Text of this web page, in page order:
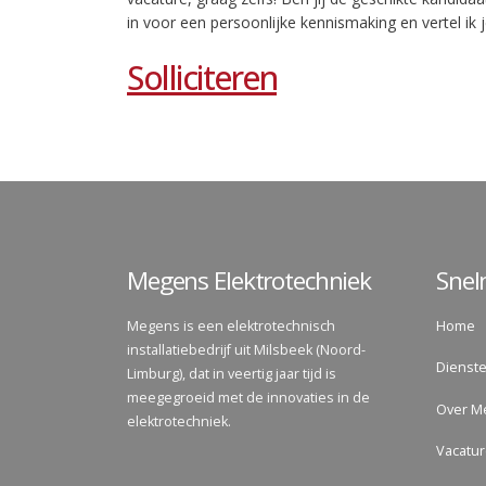
in voor een persoonlijke kennismaking en vertel
Solliciteren
Megens Elektrotechniek
Megens is een elektrotechnisch
installatiebedrijf uit Milsbeek (Noord-
Limburg), dat in veertig jaar tijd is
meegegroeid met de innovaties in de
elektrotechniek.
Home
Over